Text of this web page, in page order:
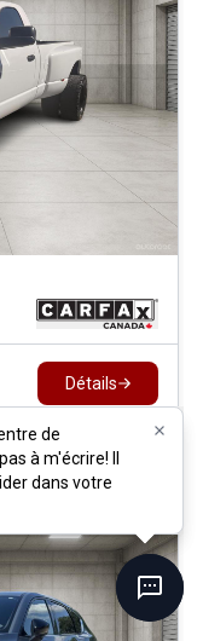
de
à m'écrire! Il
dans votre
Détails
de
à m'écrire! Il
dans votre